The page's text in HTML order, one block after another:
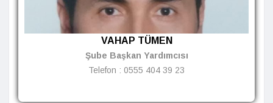
VAHAP TÜMEN
Şube Başkan Yardımcısı
Telefon : 0555 404 39 23